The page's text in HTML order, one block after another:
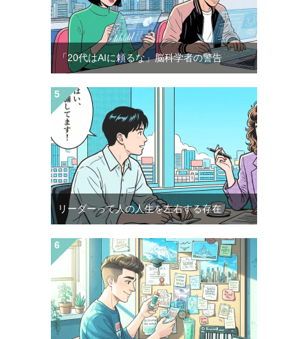
「20代はAIに頼るな」脳科学者の警告
リーダーって人の人生を左右する存在